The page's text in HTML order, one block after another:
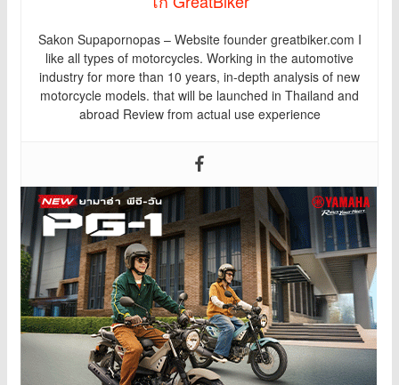
Sakon Supapornopas – Website founder greatbiker.com I
like all types of motorcycles. Working in the automotive
industry for more than 10 years, in-depth analysis of new
motorcycle models. that will be launched in Thailand and
abroad Review from actual use experience